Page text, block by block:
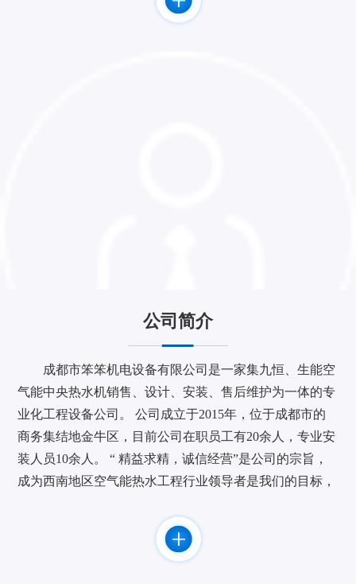
公司简介
成都市笨笨机电设备有限公司是一家集九恒、生能空
气能中央热水机销售、设计、安装、售后维护为一体的专
业化工程设备公司。 公司成立于2015年，位于成都市的
商务集结地金牛区，目前公司在职员工有20余人，专业安
装人员10余人。 “ 精益求精，诚信经营”是公司的宗旨，
成为西南地区空气能热水工程行业领导者是我们的目标，
为您提供节能、舒适、安全的产品和服务。 公司与广东
九恒等知名品牌厂家建立了长期，密切的合作关系。并取